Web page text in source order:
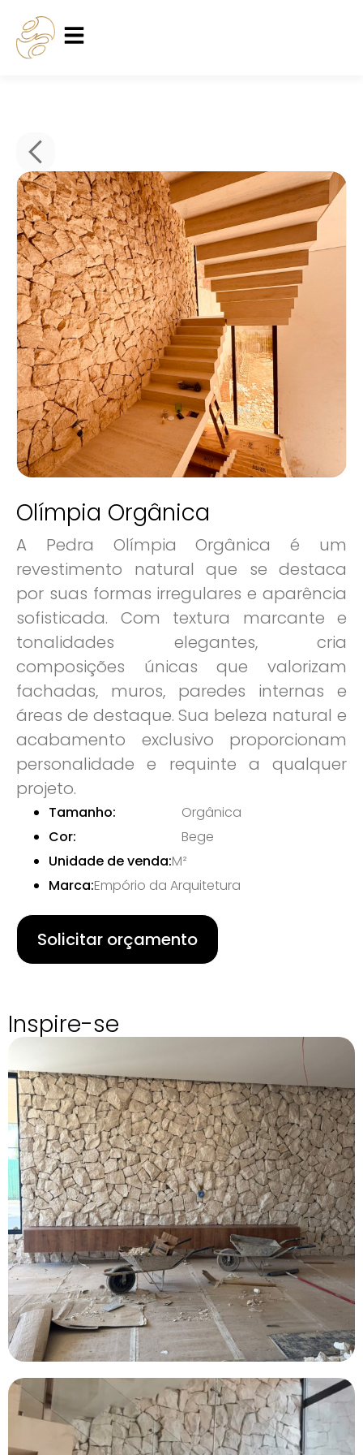
Tamanho:
Orgânica
Cor:
Bege
Unidade de venda:M²
Marca:Empório da Arquitetura
Solicitar orçamento
Olímpia Orgânica
A Pedra Olímpia Orgânica é um
revestimento natural que se destaca
por suas formas irregulares e aparência
sofisticada. Com textura marcante e
tonalidades elegantes, cria
composições únicas que valorizam
fachadas, muros, paredes internas e
áreas de destaque. Sua beleza natural e
acabamento exclusivo proporcionam
personalidade e requinte a qualquer
projeto.
Inspire-se